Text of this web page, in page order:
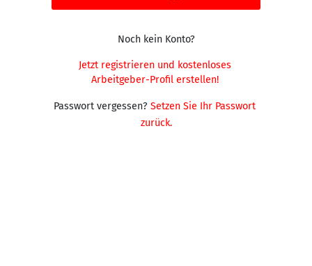
Noch kein Konto?
Jetzt registrieren und kostenloses
Arbeitgeber-Profil erstellen!
Passwort vergessen? Setzen Sie Ihr Passwort
zurück.